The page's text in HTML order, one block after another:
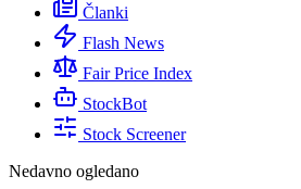
Članki
Flash News
Fair Price Index
StockBot
Stock Screener
Nedavno ogledano